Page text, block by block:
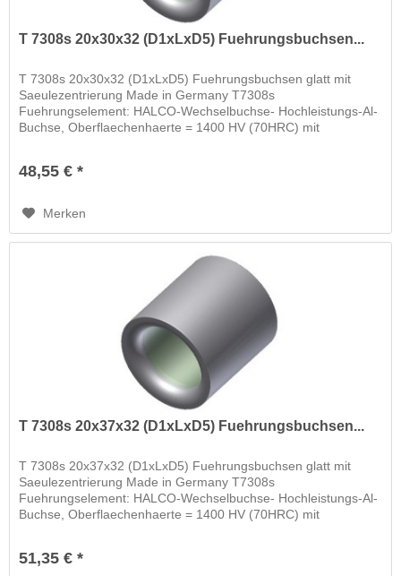
T 7308s 20x30x32 (D1xLxD5) Fuehrungsbuchsen...
T 7308s 20x30x32 (D1xLxD5) Fuehrungsbuchsen glatt mit
Saeulezentrierung Made in Germany T7308s
Fuehrungselement: HALCO-Wechselbuchse- Hochleistungs-Al-
Buchse, Oberflaechenhaerte = 1400 HV (70HRC) mit
48,55 € *
Merken
T 7308s 20x37x32 (D1xLxD5) Fuehrungsbuchsen...
T 7308s 20x37x32 (D1xLxD5) Fuehrungsbuchsen glatt mit
Saeulezentrierung Made in Germany T7308s
Fuehrungselement: HALCO-Wechselbuchse- Hochleistungs-Al-
Buchse, Oberflaechenhaerte = 1400 HV (70HRC) mit
51,35 € *